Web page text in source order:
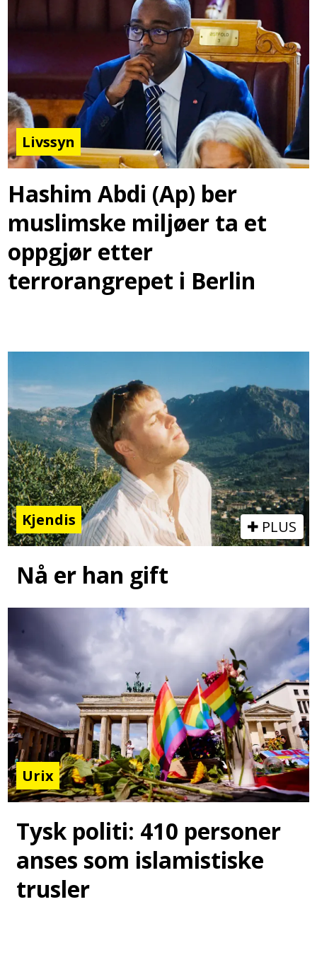
Livssyn
Hashim Abdi (Ap) ber
muslimske miljøer ta et
oppgjør etter
terrorangrepet i Berlin
Kjendis PLUS
Nå er han gift
Urix
Tysk politi: 410 personer
anses som islamistiske
trusler